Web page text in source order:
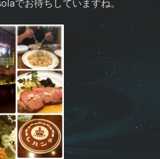
でお待ちしていますね。